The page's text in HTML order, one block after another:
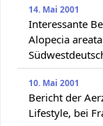
14. Mai 2001
Interessante
Alopecia
10. Mai 2001
Bericht der
Lifestyle, bei